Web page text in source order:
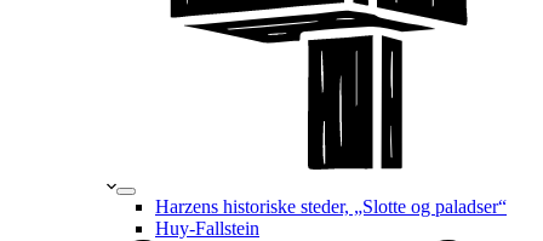
Harzens historiske steder, „Slotte og paladser“
Huy-Fallstein